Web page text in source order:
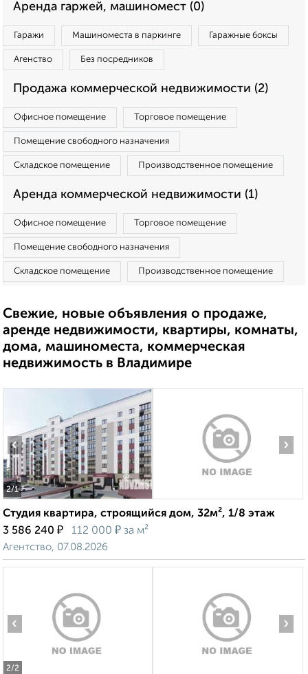
Аренда гаржей, машиномест (0)
Гаражи Машиноместа в паркинге Гаражные боксы
Агенство Без посредников
Продажа коммерческой недвижимости (2)
Офисное помещение Торговое помещение
Помещение свободного назначения
Складское помещение Производственное помещение
Аренда коммерческой недвижимости (1)
Офисное помещение Торговое помещение
Помещение свободного назначения
Складское помещение Производственное помещение
Свежие, новые объявления о продаже,
аренде недвижимости, квартиры, комнаты,
дома, машиноместа, коммерческая
недвижимость в Владимире
2/1
‹ ›
Студия квартира, строящийся дом, 32м², 1/8 этаж
3 586 240 ₽ 112 000 ₽ за м²
Агентство, 07.08.2026
2/2
‹ ›